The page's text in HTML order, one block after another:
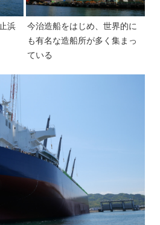
浜
今治造船をはじめ、世界的に
も有名な造船所が多く集まっ
ている